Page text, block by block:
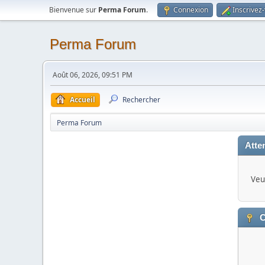
Bienvenue sur Perma Forum. Connexion
Perma Forum
Août 06, 2026, 09:51 PM
Accueil Rechercher
Perma Forum